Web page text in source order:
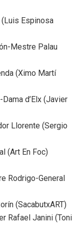
Espinosa
Mestre Palau
(Ximo Martí
d’Elx (Javier
Llorente (Sergio
(Art En Foc)
Rodrigo-General
(SacabutxART)
Rafael Janini (Toni